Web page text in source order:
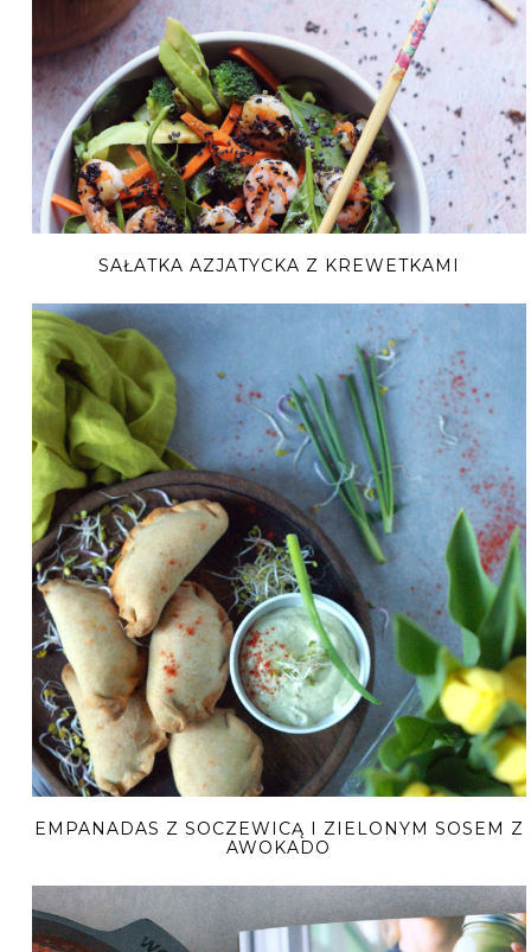
SAŁATKA AZJATYCKA Z KREWETKAMI
EMPANADAS Z SOCZEWICĄ I ZIELONYM SOSEM Z
AWOKADO